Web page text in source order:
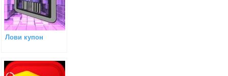
Лови купон